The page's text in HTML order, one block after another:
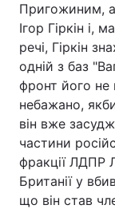
Пригожиним,
Ігор Гіркін і,
речі, Гіркін
одній з баз
фронт його не
небажано,
він вже
частини
фракції ЛДПР
Британії у
що він став